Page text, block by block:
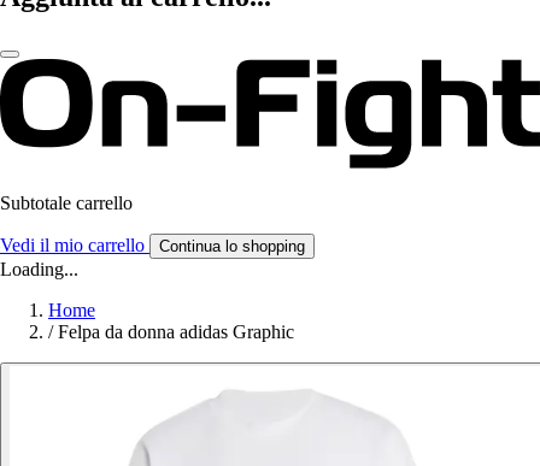
Subtotale carrello
Vedi il mio carrello Continua lo shopping
Loading...
Home
/ Felpa da donna adidas Graphic